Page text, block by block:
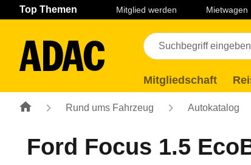
Navigation Seiteninhalt Fußzeile
Top Themen Mitglied werden Mietwagen
Mitgliedschaft
Rund ums Fahrzeug Autokatalog
Ford Focus 1.5